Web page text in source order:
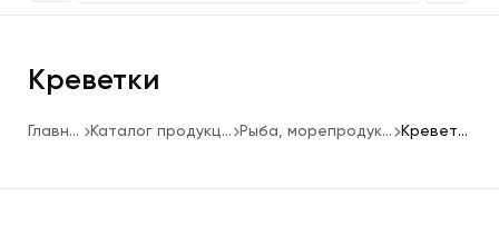
Креветки
Главная Каталог продукции Рыба, морепродукты Креветки